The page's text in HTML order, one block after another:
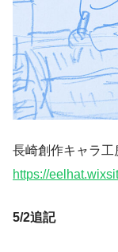
長崎創作キャラ
https://
5/2追記